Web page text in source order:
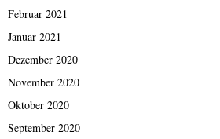
Februar 2021
Januar 2021
Dezember 2020
November 2020
Oktober 2020
September 2020